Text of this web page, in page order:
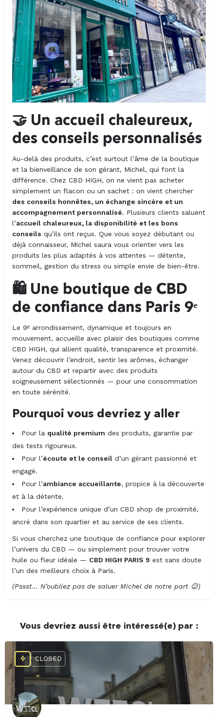
🤝 Un accueil chaleureux,
des conseils personnalisés
Au-delà des produits, c’est surtout l’âme de la boutique
et la bienveillance de son gérant, Michel, qui font la
différence. Chez CBD HIGH, on ne vient pas acheter
simplement un flacon ou un sachet : on vient chercher
des conseils honnêtes, un échange sincère et un
accompagnement personnalisé. Plusieurs clients saluent
l’accueil chaleureux, la disponibilité et les bons
conseils qu’ils ont reçus. Que vous soyez débutant ou
déjà connaisseur, Michel saura vous orienter vers les
produits les plus adaptés à vos attentes — détente,
sommeil, gestion du stress ou simple envie de bien-être.
🛍️ Une boutique de CBD
de confiance dans Paris 9ᵉ
Le 9ᵉ arrondissement, dynamique et toujours en
mouvement, accueille avec plaisir des boutiques comme
CBD HIGH, qui allient qualité, transparence et proximité.
Venez découvrir l’endroit, sentir les arômes, échanger
autour du CBD et repartir avec des produits
soigneusement sélectionnés — pour une consommation
en toute sérénité.
Pourquoi vous devriez y aller
Pour la qualité premium des produits, garantie par
des tests rigoureux.
Pour l’écoute et le conseil d’un gérant passionné et
engagé.
Pour l’ambiance accueillante, propice à la découverte
et à la détente.
Pour l’expérience unique d’un CBD shop de proximité,
ancré dans son quartier et au service de ses clients.
Si vous cherchez une boutique de confiance pour explorer
l’univers du CBD — ou simplement pour trouver votre
huile ou fleur idéale — CBD HIGH PARIS 9 est sans doute
l’un des meilleurs choix à Paris.
(Pssst… N’oubliez pas de saluer Michel de notre part 😉)
Vous devriez aussi être intéressé(e) par :
CLOSED